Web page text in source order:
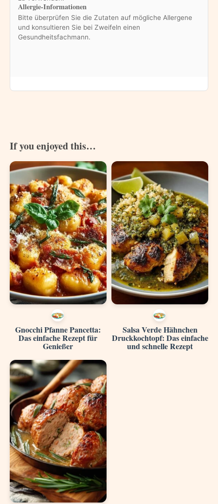
Allergie-Informationen
Bitte überprüfen Sie die Zutaten auf mögliche Allergene
und konsultieren Sie bei Zweifeln einen
Gesundheitsfachmann.
If you enjoyed this…
Gnocchi Pfanne Pancetta:
Das einfache Rezept für
Genießer
Salsa Verde Hähnchen
Druckkochtopf: Das einfache
und schnelle Rezept